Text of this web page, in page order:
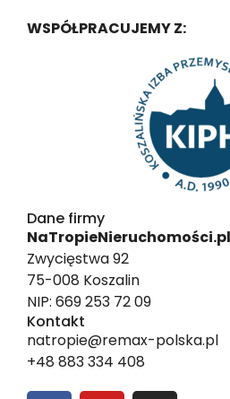
WSPÓŁPRACUJEMY Z:
Dane firmy
NaTropieNieruchomości.pl
Zwycięstwa 92
75-008 Koszalin
NIP: 669 253 72 09
Kontakt
natropie@remax-polska.pl
+48 883 334 408